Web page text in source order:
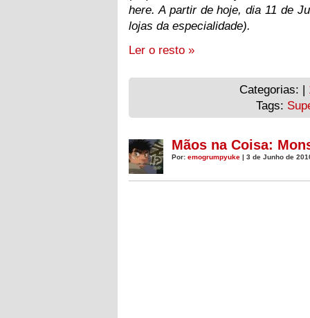
here. A partir de hoje, dia 11 de
lojas da especialidade).
Ler o resto »
Categorias: |
Tags:
Mãos na Coisa:
Por: emogrumpyuke | 3 de Junho de